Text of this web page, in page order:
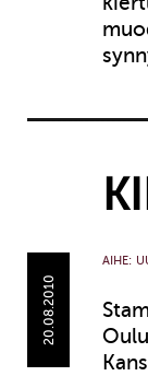
20.08.2010
AIHE: